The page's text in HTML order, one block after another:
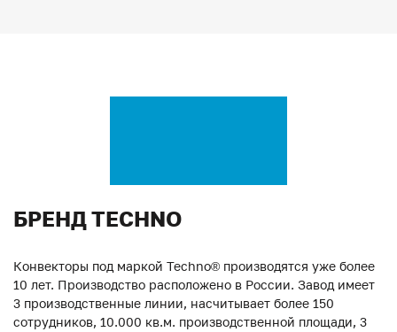
БРЕНД TECHNO
Конвекторы под маркой Techno® производятся уже более
10 лет. Производство расположено в России. Завод имеет
3 производственные линии, насчитывает более 150
сотрудников, 10.000 кв.м. производственной площади, 3